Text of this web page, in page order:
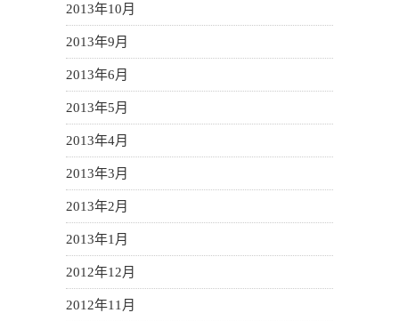
2013年10月
2013年9月
2013年6月
2013年5月
2013年4月
2013年3月
2013年2月
2013年1月
2012年12月
2012年11月